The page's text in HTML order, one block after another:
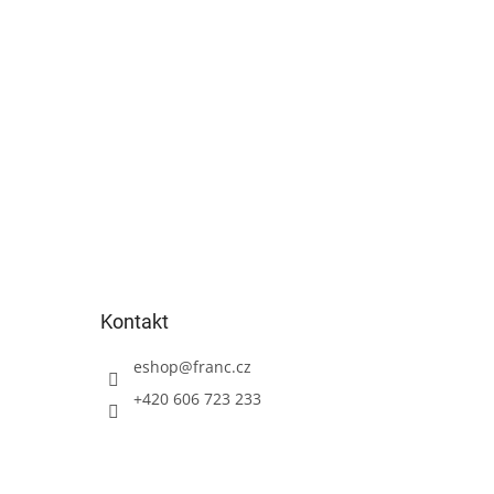
Kontakt
eshop@franc.cz
+420 606 723 233